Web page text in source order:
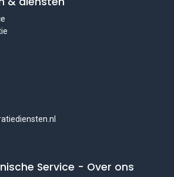
Service - Over ons